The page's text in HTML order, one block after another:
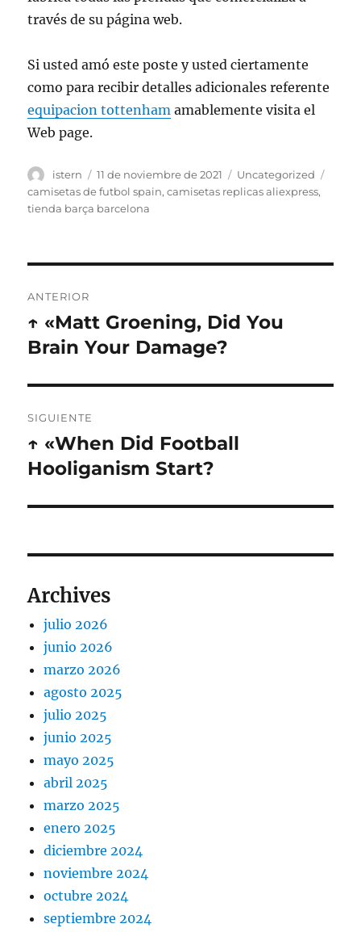
través de su página web.
Si usted amó este poste y usted ciertamente
como para recibir detalles adicionales referente
equipacion tottenham amablemente visita el
Web page.
Autor
istern
Publicado
el
11 de noviembre de 2021 Categorías
Uncategorized
camisetas de futbol spain,camisetas replicas aliexpress,
tienda barça barcelona
de
entradas
ANTERIOR
Entrada
anterior:
↑ «Matt Groening, Did You
Brain Your Damage?
SIGUIENTE
Entrada
siguiente:
↑ «When Did Football
Hooliganism Start?
Archives
julio 2026
junio 2026
marzo 2026
agosto 2025
julio 2025
junio 2025
mayo 2025
abril 2025
marzo 2025
enero 2025
diciembre 2024
noviembre 2024
octubre 2024
septiembre 2024